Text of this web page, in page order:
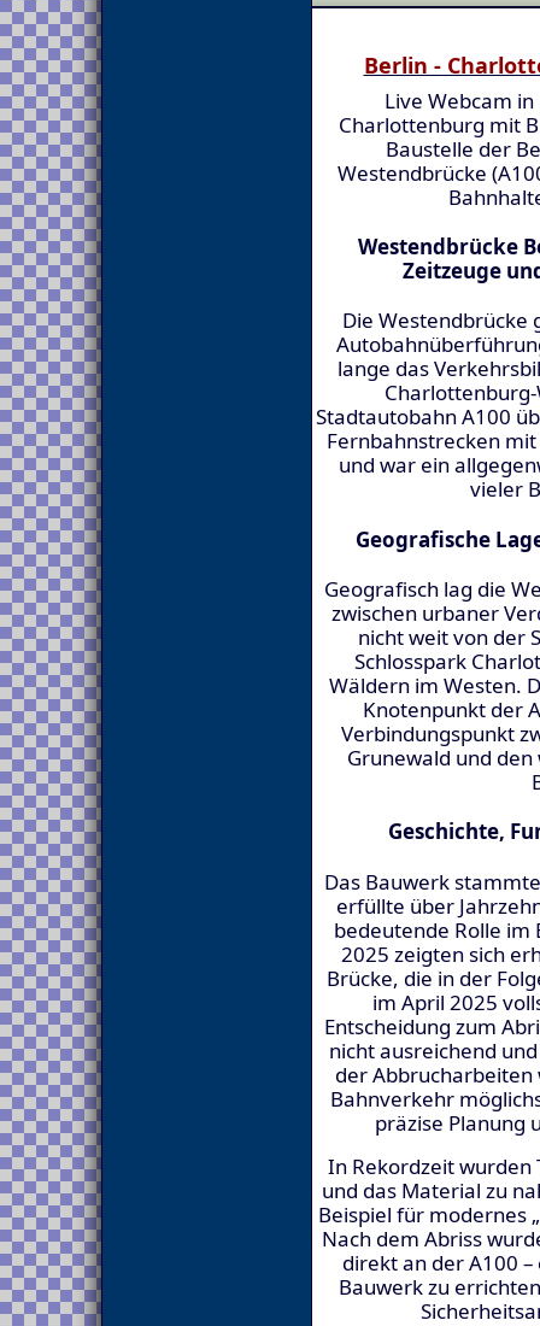
Berlin -
Live Webcam
Charlottenburg mit
Baustelle der
Westendbrücke
Westendbrücke
Zeitzeuge
Die Westendbrücke
lange das
Stadtautobahn A100
Fernbahnstrecken
und war ein
vieler
Geografische
Geografisch lag die
zwischen urbaner
nicht weit von der
Schlosspark
Wäldern im Westen.
Knotenpunkt der
Verbindungspunkt
Grunewald und
Geschichte,
Das Bauwerk
erfüllte über
bedeutende Rolle im
2025 zeigten sich
Brücke, die in der
im April 2025
Entscheidung zum
nicht ausreichend
der
Bahnverkehr
präzise Planung
In Rekordzeit wurden
und das Material zu
Beispiel für modernes
Nach dem Abriss
direkt an der A100
Bauwerk zu